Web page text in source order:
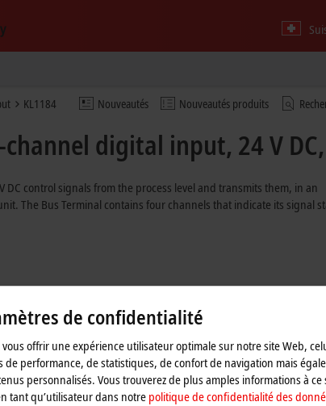
Nouveautés Nouveautés produits
KL1184
digital input, 24 V
control signals from the process level and transmits them, in an
The Bus Terminal contains four channels that indicate its signal
input filter
de confidentialité
offrir une expérience utilisateur optimale sur notre site Web,
de performance, de statistiques, de confort de navigation mais
personnalisés. Vous trouverez de plus amples informations à
tant qu’utilisateur dans notre politique de confidentialité des